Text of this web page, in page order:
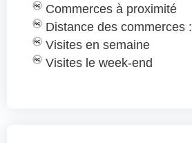
Commerces à proximité
Distance des commerces :
Visites en semaine
Visites le week-end